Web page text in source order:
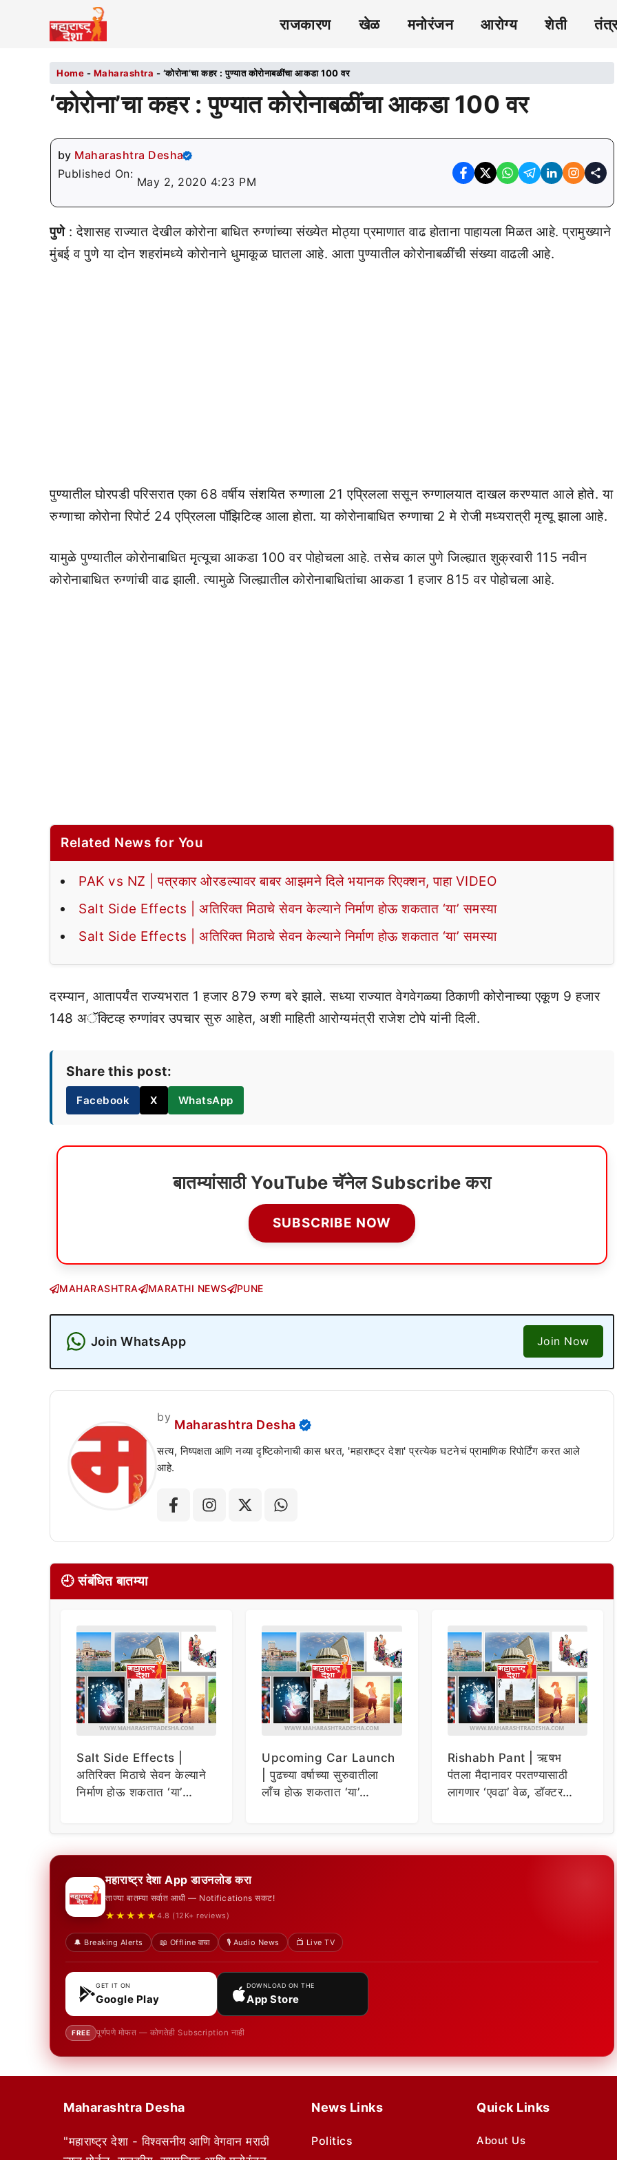
राजकारण खेळ मनोरंजन आरोग्य शेती
Home - Maharashtra - ‘कोरोना’चा कहर : पुण्यात कोरोनाबळींचा आकडा 100 वर
‘कोरोना’चा कहर : पुण्यात कोरोनाबळींचा आकडा 100 वर
by Maharashtra Desha
Published On:
May 2, 2020 4:23 PM
पुणे: देशासह राज्यात देखील कोरोना बाधित रुग्णांच्या संख्येत मोठ्या प्रमाणात वाढ होताना पाहायला मिळत आहे. प्रामुख्याने
मुंबई व पुणे या दोन शहरांमध्ये कोरोनाने धुमाकूळ घातला आहे. आता पुण्यातील कोरोनाबळींची संख्या वाढली आहे.
पुण्यातील घोरपडी परिसरात एका 68 वर्षीय संशयित रुग्णाला 21 एप्रिलला ससून रुग्णालयात दाखल करण्यात आले होते. या
रुग्णाचा कोरोना रिपोर्ट 24 एप्रिलला पॉझिटिव्ह आला होता. या कोरोनाबाधित रुग्णाचा 2 मे रोजी मध्यरात्री मृत्यू झाला आहे.
यामुळे पुण्यातील कोरोनाबाधित मृत्यूचा आकडा 100 वर पोहोचला आहे. तसेच काल पुणे जिल्ह्यात शुक्रवारी 115 नवीन
कोरोनाबाधित रुग्णांची वाढ झाली. त्यामुळे जिल्ह्यातील कोरोनाबाधितांचा आकडा 1 हजार 815 वर पोहोचला आहे.
Related News for You
PAK vs NZ | पत्रकार ओरडल्यावर बाबर आझमने दिले भयानक रिएक्शन, पाहा VIDEO
Salt Side Effects | अतिरिक्त मिठाचे सेवन केल्याने निर्माण होऊ शकतात ‘या’ समस्या
Salt Side Effects | अतिरिक्त मिठाचे सेवन केल्याने निर्माण होऊ शकतात ‘या’ समस्या
दरम्यान, आतापर्यंत राज्यभरात 1 हजार 879 रुग्ण बरे झाले. सध्या राज्यात वेगवेगळ्या ठिकाणी कोरोनाच्या एकूण 9 हजार
148 अॅक्टिव्ह रुग्णांवर उपचार सुरु आहेत, अशी माहिती आरोग्यमंत्री राजेश टोपे यांनी दिली.
Share this post:
Facebook X WhatsApp
बातम्यांसाठी YouTube चॅनेल Subscribe करा
SUBSCRIBE NOW
MAHARASHTRA MARATHI NEWS PUNE
Join WhatsApp Join Now
by
Maharashtra Desha
सत्य, निष्पक्षता आणि नव्या दृष्टिकोनाची कास धरत, 'महाराष्ट्र देशा' प्रत्येक घटनेचं प्रामाणिक रिपोर्टिंग करत आले
आहे.
🕘 संबंधित बातम्या
Salt Side Effects |
अतिरिक्त मिठाचे सेवन केल्याने
निर्माण होऊ शकतात ‘या’
Upcoming Car Launch
| पुढच्या वर्षाच्या सुरुवातीला
लाँच होऊ शकतात ‘या’
Rishabh Pant | ऋषभ
पंतला मैदानावर परतण्यासाठी
लागणार ‘एवढा’ वेळ, डॉक्टर
महाराष्ट्र देशा App डाउनलोड करा
ताज्या बातम्या सर्वात आधी — Notifications सकट!
★★★★★ 4.8 (12K+ reviews)
🔔 Breaking Alerts 📖 Offline वाचा 🎙️ Audio News 📺 Live TV
GET IT ON
Google Play
DOWNLOAD ON THE
App Store
FREE पूर्णपणे मोफत — कोणतेही Subscription नाही
Maharashtra Desha
"महाराष्ट्र देशा - विश्वसनीय आणि वेगवान मराठी
News Links
Politics
Quick Links
About Us